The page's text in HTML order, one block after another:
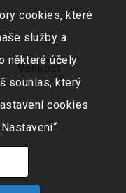
Velikost
cookies, které
služby a
některé účely
souhlas, který
cookies